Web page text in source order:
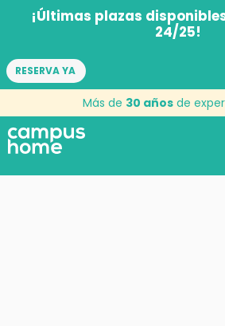
¡Últimas plazas
24/25!
RESERVA YA
Más de 30 años de